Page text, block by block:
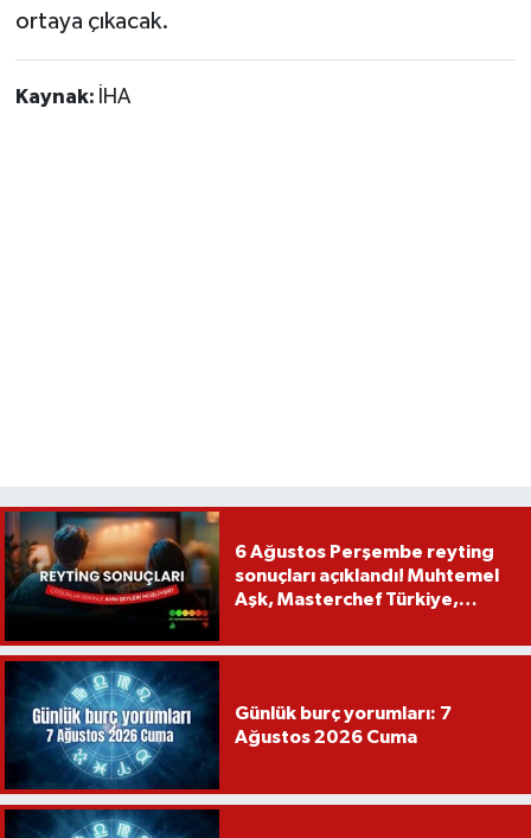
ortaya çıkacak.
Kaynak: İHA
6 Ağustos Perşembe reyting
sonuçları açıklandı! Muhtemel
Aşk, Masterchef Türkiye,
Günlük burç yorumları: 7
Ağustos 2026 Cuma